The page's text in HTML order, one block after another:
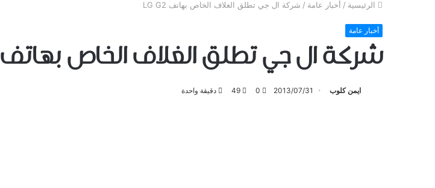
الرئيسية / أخبار عامة / شركة ال جي تطلق الغلاف الخاص بهاتف LG G2
أخبار عامة
شركة ال جي تطلق الغلاف الخاص بهاتف LG G2
ايمن كلوب 2013/07/31
0
49 دقيقة واحدة